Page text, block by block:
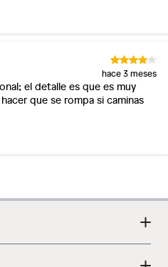
hace 3 meses
el detalle es que es muy
que se rompa si caminas